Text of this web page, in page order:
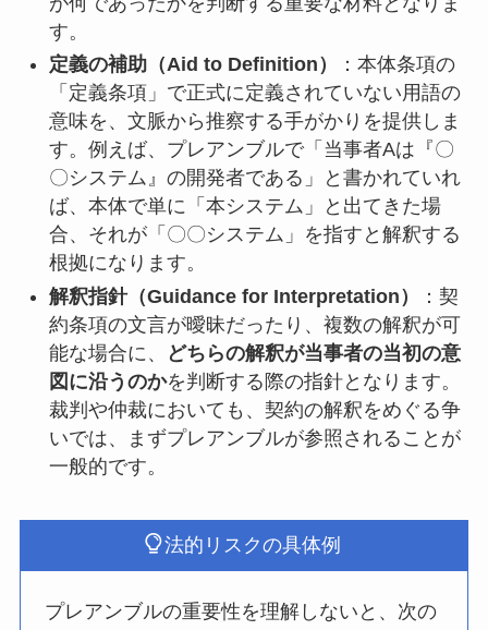
す。
定義の補助（Aid to Definition）
：本体条項の
「定義条項」で正式に定義されていない用語の
意味を、文脈から推察する手がかりを提供しま
す。例えば、プレアンブルで「当事者Aは『〇
〇システム』の開発者である」と書かれていれ
ば、本体で単に「本システム」と出てきた場
合、それが「〇〇システム」を指すと解釈する
根拠になります。
解釈指針（Guidance for Interpretation）
：契
約条項の文言が曖昧だったり、複数の解釈が可
能な場合に、
どちらの解釈が当事者の当初の意
図に沿うのかを判断する際の指針となります。
裁判や仲裁においても、契約の解釈をめぐる争
いでは、まずプレアンブルが参照されることが
一般的です。
法的リスクの具体例
プレアンブルの重要性を理解しないと、次の